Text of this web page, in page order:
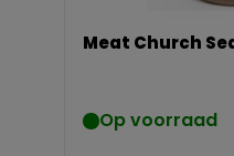
Meat Church
Op voorraad